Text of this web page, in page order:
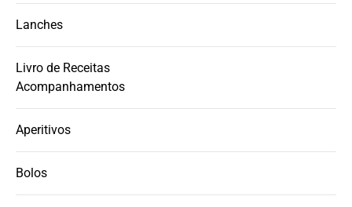
Lanches
Livro de Receitas
Acompanhamentos
Aperitivos
Bolos